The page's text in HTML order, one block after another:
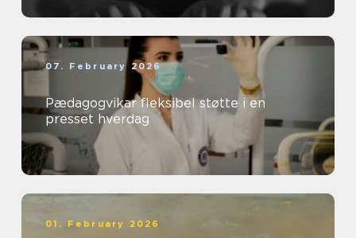
07. February 2026
Pædagogvikar fleksibel støtte i en
presset hverdag
01. February 2026